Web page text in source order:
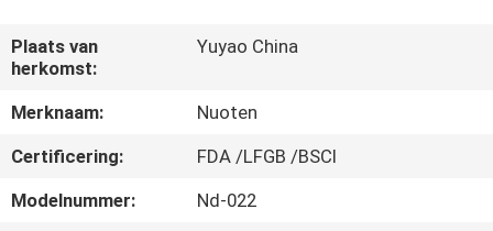
ONS
FABRIEKSTOUR
Plaats van
herkomst:
Yuyao China
Merknaam:
Nuoten
Certificering:
FDA /LFGB /BSCI
Modelnummer:
Nd-022